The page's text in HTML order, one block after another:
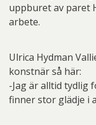
uppburet av paret
arbete.
Ulrica Hydman
konstnär så här:
-Jag är alltid tydlig
finner stor glädje i